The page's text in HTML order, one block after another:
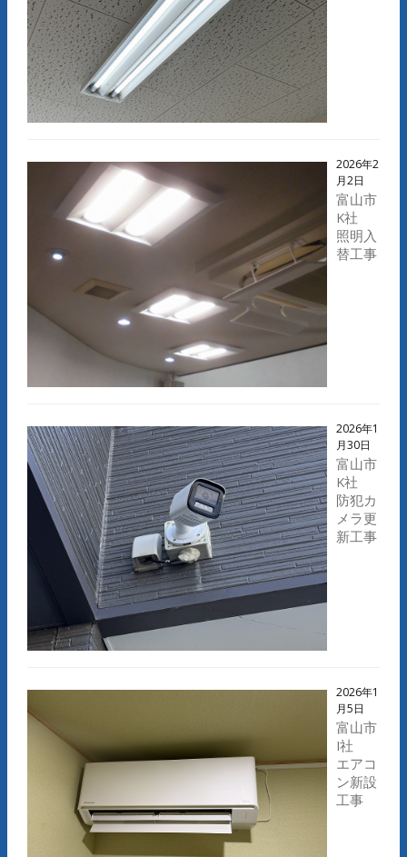
2026年2
月2日
富山市
K社
照明入
替工事
2026年1
月30日
富山市
K社
防犯カ
メラ更
新工事
2026年1
月5日
富山市
I社
エアコ
ン新設
工事